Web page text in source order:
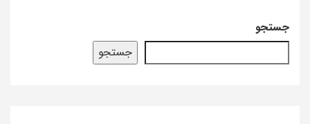
جستجو
جستجو